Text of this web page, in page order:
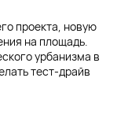
проекта, новую
на площадь.
урбанизма в
тест-драйв